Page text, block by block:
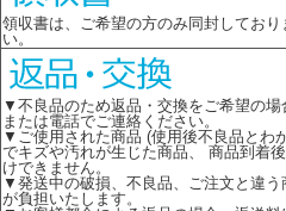
領収書は、ご希望の方のみ同封してお
い。
▼不良品のため返品・交換をご希望の
または電話でご連絡ください。
▼ご使用された商品 (使用後不良品と
でキズや汚れが生じた商品、 商品到着
けできません。
▼発送中の破損、不良品、ご注文と違
が負担いたします。